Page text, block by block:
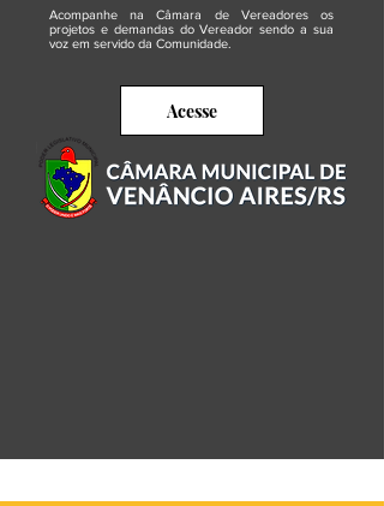
Acompanhe na Câmara de Vereadores os
projetos e demandas do Vereador sendo a sua
voz em servido da Comunidade.
Acesse